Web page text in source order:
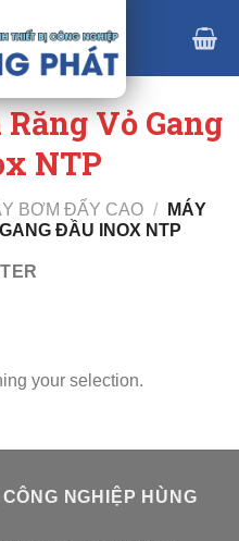
Vỏ Gang
NTP
BƠM ĐẨY CAO /
MÁY
ĐẦU INOX NTP
your selection.
NGHIỆP HÙNG